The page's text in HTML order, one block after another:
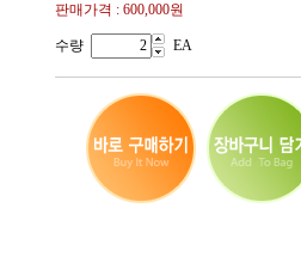
판매가격 : 600,000원
수량 EA